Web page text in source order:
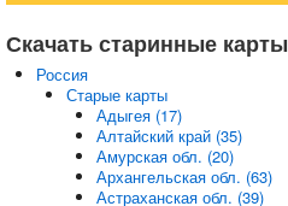
Скачать старинные карты
Россия
Старые карты
Адыгея (17)
Алтайский край (35)
Амурская обл. (20)
Архангельская обл. (63)
Астраханская обл. (39)